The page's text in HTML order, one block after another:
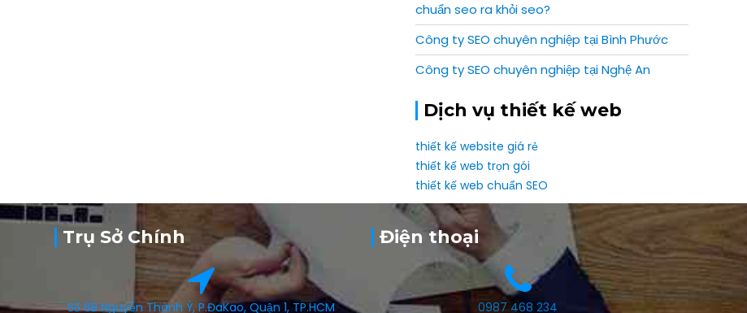
chuẩn seo ra khỏi seo?
Công ty SEO chuyên nghiệp tại Bình Phước
Công ty SEO chuyên nghiệp tại Nghệ An
Dịch vụ thiết kế web
thiết kế website giá rẻ
thiết kế web trọn gói
thiết kế web chuẩn SEO
Trụ Sở Chính
Số 6B Nguyễn Thành Ý, P.ĐaKao, Quận 1, TP.HCM
Điện thoại
0987 468 234